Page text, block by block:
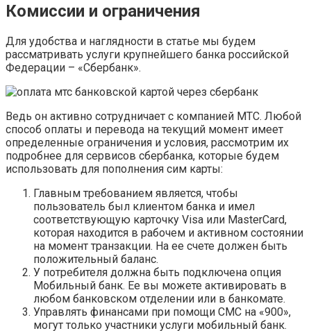
Комиссии и ограничения
Для удобства и наглядности в статье мы будем
рассматривать услуги крупнейшего банка российской
Федерации – «Сбербанк».
Ведь он активно сотрудничает с компанией МТС. Любой
способ оплаты и перевода на текущий момент имеет
определенные ограничения и условия, рассмотрим их
подробнее для сервисов сбербанка, которые будем
использовать для пополнения сим карты:
Главным требованием является, чтобы
пользователь был клиентом банка и имел
соответствующую карточку Visa или MasterCard,
которая находится в рабочем и активном состоянии
на момент транзакции. На ее счете должен быть
положительный баланс.
У потребителя должна быть подключена опция
Мобильный банк. Ее вы можете активировать в
любом банковском отделении или в банкомате.
Управлять финансами при помощи СМС на «900»,
могут только участники услуги мобильный банк.